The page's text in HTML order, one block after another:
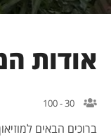
אודות
30 - 100
ברוכים הבאים